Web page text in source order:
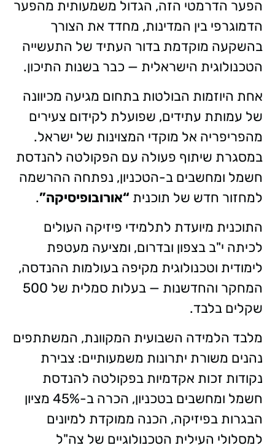
הפער הדרמטי הזה, הגדול משמעותית מהפער
הדמוגרפי בין המדינות, מחדד את הצורך
בהשקעה מוקדמת בדור העתיד של התעשייה
הטכנולוגית הישראלית — כבר בשנות התיכון.
אחת היוזמות הבולטות בתחום מגיעה מכיוונה
של עמותת עתידים, שפועלת לקידום צעירים
מהפריפריה אל מוקדי המצוינות של ישראל.
במסגרת שיתוף פעולה עם הפקולטה להנדסת
חשמל ומחשבים ב-הטכניון, נפתחה ההרשמה
למחזור חדש של תוכנית “אורובופיסיקה”.
התוכנית מיועדת לתלמידי פיזיקה העולים
לכיתה י"ב בצפון ובדרום, ומציעה מעטפת
לימודית וטכנולוגית מקיפה בעולמות ההנדסה,
המחקר והחדשנות — בעלות סמלית של 500
שקלים בלבד.
מלבד הלמידה השבועית המקוונת, המשתתפים
נהנים משורת יתרונות משמעותיים: צבירת
נקודות זכות אקדמיות בפקולטה להנדסת
חשמל ומחשבים בטכניון, הכרה ב-45% מציון
הבגרות בפיזיקה, הכנה ממוקדת למיונים
למסלולי העילית הטכנולוגיים של צה"ל